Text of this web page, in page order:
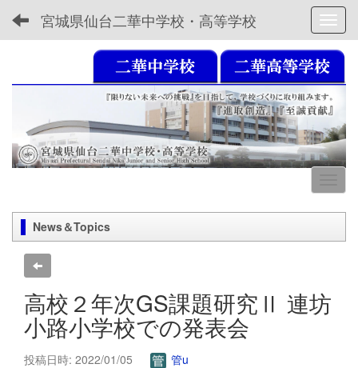
宮城県仙台二華中学校・高等学校
News＆Topics
高校２年次GS課題研究Ⅱ 連坊
小路小学校での発表会
投稿日時: 2022/01/05
管u